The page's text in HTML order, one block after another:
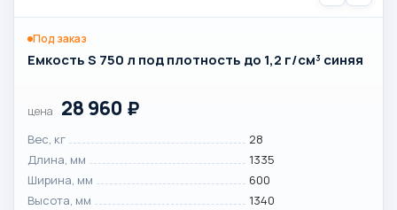
Под заказ
Емкость S 750 л под плотность до 1,2 г/см³ синяя
цена 28 960 ₽
Вес, кг
28
Длина, мм
1335
Ширина, мм
600
Высота, мм
1340